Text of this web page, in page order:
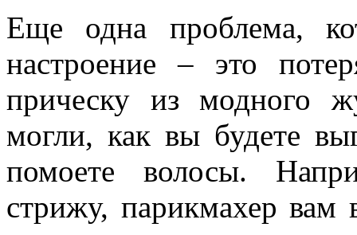
Еще одна проблема,
настроение – это
прическу из модного
могли, как вы будете
помоете волосы.
стрижу, парикмахер вам